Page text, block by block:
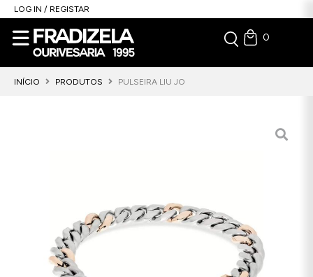
LOG IN / REGISTAR
0
INÍCIO PRODUTOS PULSEIRA LIU JO